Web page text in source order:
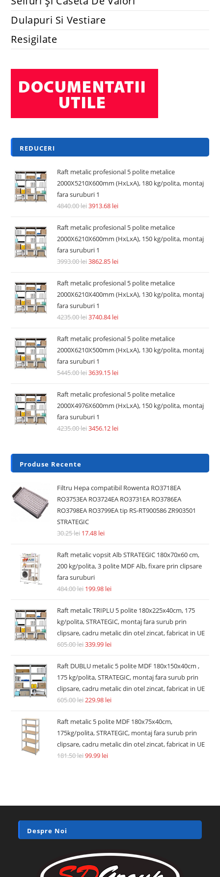
Dulapuri Si Vestiare
Resigilate
REDUCERI
Raft metalic profesional 5 polite metalice
2000X5210X600mm (HxLxA), 180 kg/polita, montaj
fara suruburi 1
4840.00lei3913.68 lei
Raft metalic profesional 5 polite metalice
2000X6210X600mm (HxLxA), 150 kg/polita, montaj
fara suruburi 1
3993.00lei3862.85 lei
Raft metalic profesional 5 polite metalice
2000X6210X400mm (HxLxA), 130 kg/polita, montaj
fara suruburi 1
4235.00lei3740.84lei
Raft metalic profesional 5 polite metalice
2000X6210X500mm (HxLxA), 130 kg/polita, montaj
fara suruburi 1
5445.00lei3639.15 lei
Raft metalic profesional 5 polite metalice
2000X4976X600mm (HxLxA), 150 kg/polita, montaj
fara suruburi 1
4235.00lei3456.12 lei
Produse Recente
Filtru Hepa compatibil Rowenta RO3718EA
RO3753EA RO3724EA RO3731EA RO3786EA
RO3798EA RO3799EA tip RS-RT900586 ZR903501
STRATEGIC
30.25lei 17.48 lei
Raft metalic vopsit Alb STRATEGIC 180x70x60 cm,
200 kg/polita, 3 polite MDF Alb, fixare prin clipsare
fara suruburi
484.00lei 199.98 lei
Raft metalic TRIPLU 5 polite 180x225x40cm, 175
kg/polita, STRATEGIC, montaj fara surub prin
clipsare, cadru metalic din otel zincat, fabricat in UE
605.00lei339.99 lei
Raft DUBLU metalic 5 polite MDF 180x150x40cm ,
175 kg/polita, STRATEGIC, montaj fara surub prin
clipsare, cadru metalic din otel zincat, fabricat in UE
605.00lei229.98 lei
Raft metalic 5 polite MDF 180x75x40cm,
175kg/polita, STRATEGIC, montaj fara surub prin
clipsare, cadru metalic din otel zincat, fabricat in UE
181.50lei99.99 lei
Despre Noi